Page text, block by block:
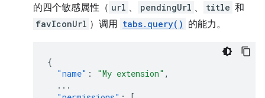
的四个敏感属性（ url 、 pendingUrl 、 title 和
favIconUrl ）调用 tabs.query() 的能力。
{
"name" : "My extension" ,
...